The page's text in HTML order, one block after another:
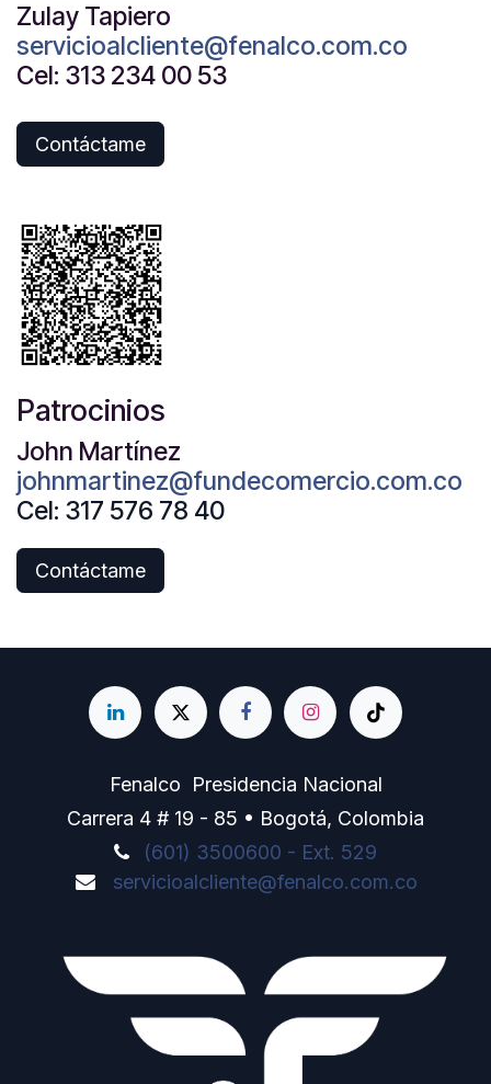
Zulay Tapiero
servicioalcliente@fenalco.com.co
Cel: 313 234 00 53
Patrocinios
John Martínez
johnmartinez@fundecomercio.com.co
Cel: 317 576 78 40
Contáctame
Contáctame
Fenalco Presidencia Nacional
Carrera 4 # 19 - 85 • Bogotá, Colombia
(601) 3500600 - Ext. 529
servicioalcliente@fenalco.com.co